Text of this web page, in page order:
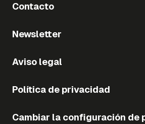
Contacto
Newsletter
Aviso legal
Política de privacidad
Cambiar la configuración de